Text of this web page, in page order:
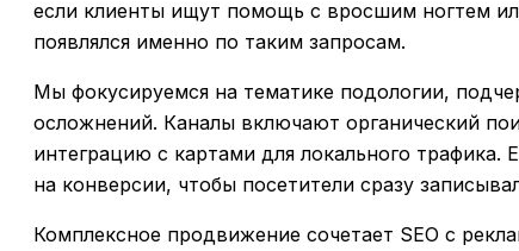
если клиенты ищут помощь с вросшим ногтем
появлялся именно по таким запросам.
Мы фокусируемся на тематике подологии,
осложнений. Каналы включают органический
интеграцию с картами для локального
на конверсии, чтобы посетители сразу
Комплексное продвижение сочетает SEO с